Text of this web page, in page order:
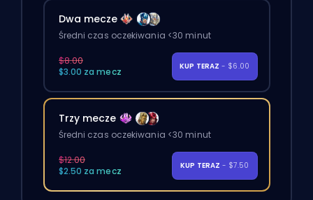
Dwa mecze
Średni czas oczekiwania <30 minut
$8.00
$3.00 za mecz
KUP TERAZ - $6.00
Trzy mecze
Średni czas oczekiwania <30 minut
$12.00
$2.50 za mecz
KUP TERAZ - $7.50